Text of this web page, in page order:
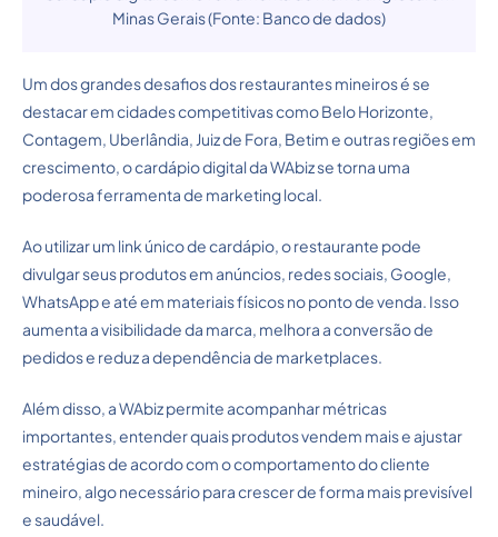
Minas Gerais (Fonte: Banco de dados)
Um dos grandes desafios dos restaurantes mineiros é se
destacar em cidades competitivas como Belo Horizonte,
Contagem, Uberlândia, Juiz de Fora, Betim e outras regiões em
crescimento, o cardápio digital da WAbiz se torna uma
poderosa ferramenta de marketing local.
Ao utilizar um link único de cardápio, o restaurante pode
divulgar seus produtos em anúncios, redes sociais, Google,
WhatsApp e até em materiais físicos no ponto de venda. Isso
aumenta a visibilidade da marca, melhora a conversão de
pedidos e reduz a dependência de marketplaces.
Além disso, a WAbiz permite acompanhar métricas
importantes, entender quais produtos vendem mais e ajustar
estratégias de acordo com o comportamento do cliente
mineiro, algo necessário para crescer de forma mais previsível
e saudável.